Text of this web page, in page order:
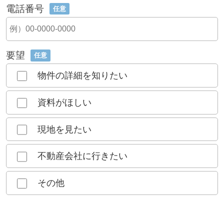
電話番号 任意
要望 任意
物件の詳細を知りたい
資料がほしい
現地を見たい
不動産会社に行きたい
その他